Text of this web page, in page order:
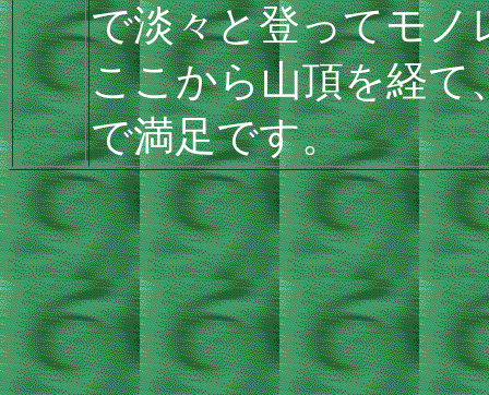
で淡々と登ってモノ
ここから山頂を経て
で満足です。